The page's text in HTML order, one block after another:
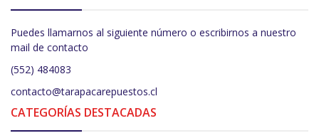
Puedes llamarnos al siguiente número o escribirnos a nuestro
mail de contacto
(552) 484083
contacto@tarapacarepuestos.cl
CATEGORÍAS DESTACADAS